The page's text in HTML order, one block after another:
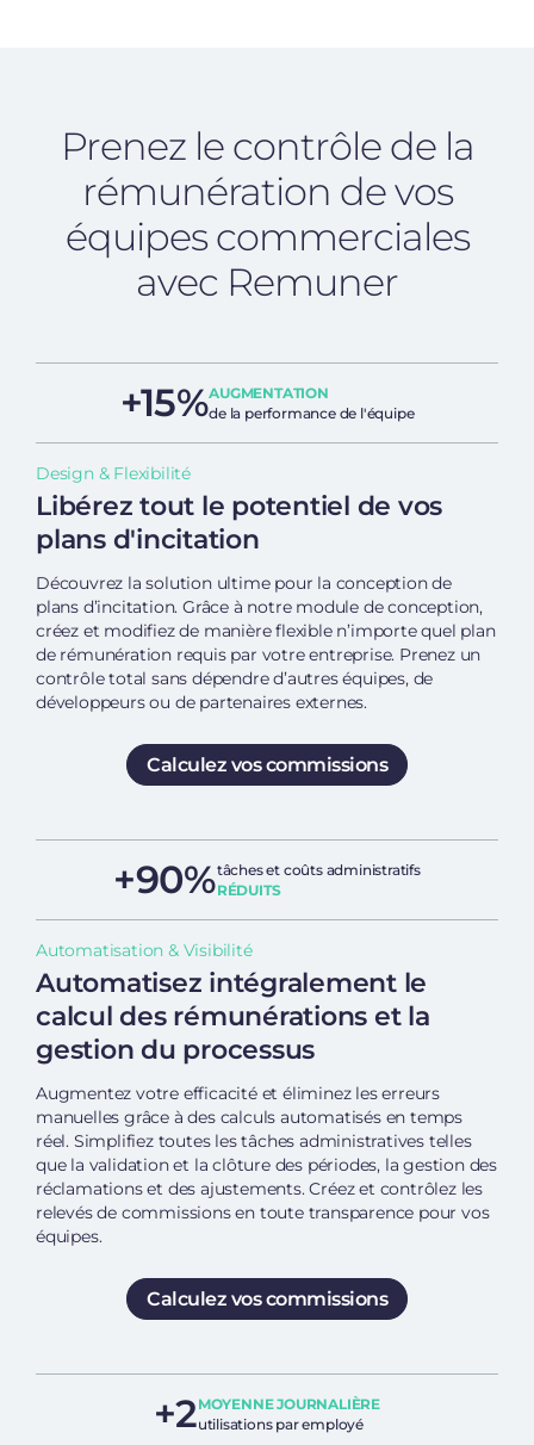
Prenez le contrôle de la
rémunération de vos
équipes commerciales
avec Remuner
+15%AUGMENTATION
de la performance de l'équipe
Design & Flexibilité
Libérez tout le potentiel de vos
plans d'incitation
Découvrez la solution ultime pour la conception de
plans d’incitation. Grâce à notre module de conception,
créez et modifiez de manière flexible n’importe quel plan
de rémunération requis par votre entreprise. Prenez un
contrôle total sans dépendre d’autres équipes, de
développeurs ou de partenaires externes.
Calculez vos commissions
+90%tâches et coûts administratifs
RÉDUITS
Automatisation & Visibilité
Automatisez intégralement le
calcul des rémunérations et la
gestion du processus
Augmentez votre efficacité et éliminez les erreurs
manuelles grâce à des calculs automatisés en temps
réel. Simplifiez toutes les tâches administratives telles
que la validation et la clôture des périodes, la gestion des
réclamations et des ajustements. Créez et contrôlez les
relevés de commissions en toute transparence pour vos
équipes.
Calculez vos commissions
+2MOYENNE JOURNALIÈRE
utilisations par employé